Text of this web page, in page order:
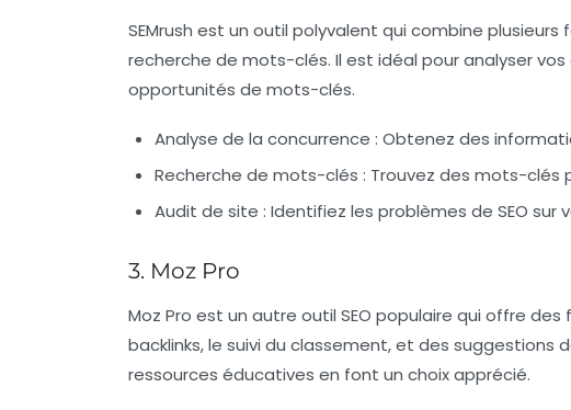
SEMrush est un outil polyvalent qui combine
recherche de mots-clés. Il est idéal pour analyser
opportunités de mots-clés.
Analyse de la concurrence : Obtenez des
Recherche de mots-clés : Trouvez des mots-clés
Audit de site : Identifiez les problèmes de SEO sur
3. Moz Pro
Moz Pro est un autre outil SEO populaire qui offre
backlinks, le suivi du classement, et des
ressources éducatives en font un choix apprécié.